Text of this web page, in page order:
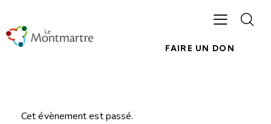
FAIRE UN DON
Cet évènement est passé.